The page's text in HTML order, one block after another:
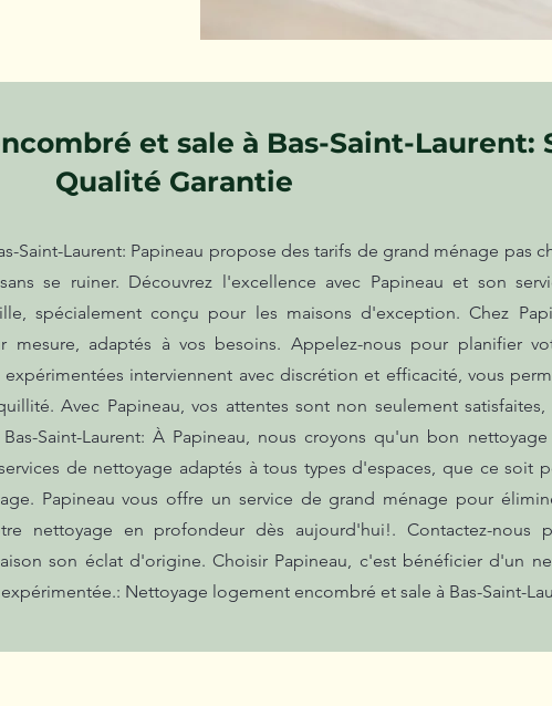
et sale à Bas-Saint-Laurent:
Qualité Garantie
Saint-Laurent: Papineau propose des tarifs de grand ménage pas
se ruiner. Découvrez l'excellence avec Papineau et son
spécialement conçu pour les maisons d'exception. Chez
mesure, adaptés à vos besoins. Appelez-nous pour planifier
interviennent avec discrétion et efficacité, vous
Avec Papineau, vos attentes sont non seulement satisfaites,
Saint-Laurent: À Papineau, nous croyons qu'un bon
de nettoyage adaptés à tous types d'espaces, que ce soit
Papineau vous offre un service de grand ménage pour
nettoyage en profondeur dès aujourd'hui!. Contactez-nous
son éclat d'origine. Choisir Papineau, c'est bénéficier d'un
Nettoyage logement encombré et sale à Bas-Saint-